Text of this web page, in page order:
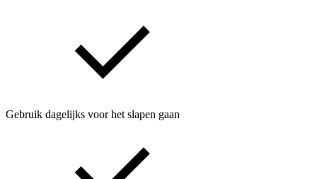
Gebruik dagelijks voor het slapen gaan